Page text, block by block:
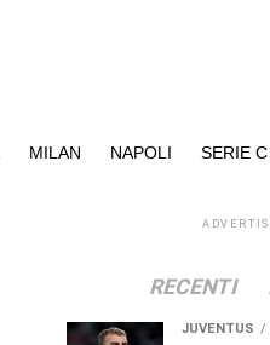
MILAN NAPOLI SERIE C
RECENTI
JUVENTUS